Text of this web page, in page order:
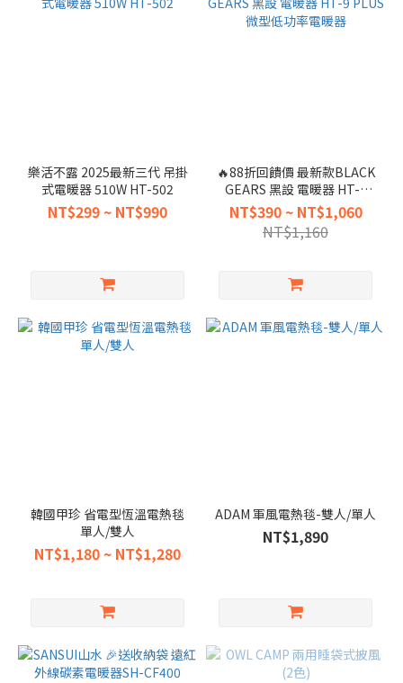
樂活不露 2025最新三代 吊掛
式電暖器 510W HT-502
NT$299 ~ NT$990
🔥88折回饋價 最新款BLACK
GEARS 黑設 電暖器 HT-9
PLUS 微型低功率電暖器
NT$390 ~ NT$1,060
NT$1,160
韓國甲珍 省電型恆溫電熱毯
單人/雙人
NT$1,180 ~ NT$1,280
ADAM 軍風電熱毯-雙人/單人
NT$1,890